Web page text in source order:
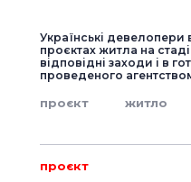
Українські девелопери
проєктах житла на
відповідні заходи і в
проведеного
проєкт житло
проєкт